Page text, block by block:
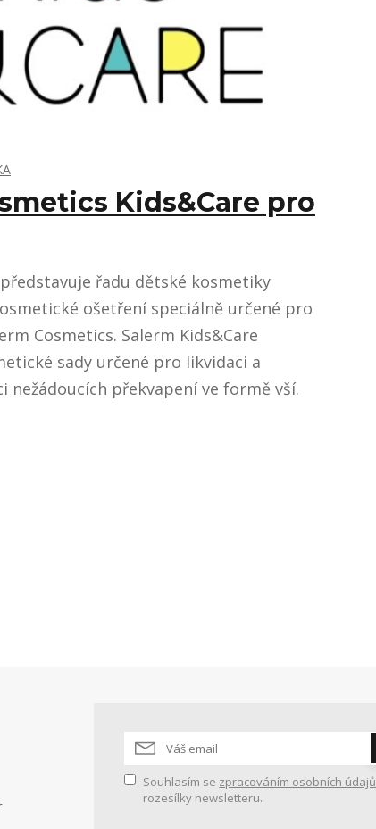
Kids&Care pro
řadu dětské kosmetiky
ošetření speciálně určené pro
Cosmetics. Salerm Kids&Care
sady určené pro likvidaci a
nežádoucích překvapení ve formě vší.
Souhlasím se zpracováním osobních údajů
rozesílky newsletteru.